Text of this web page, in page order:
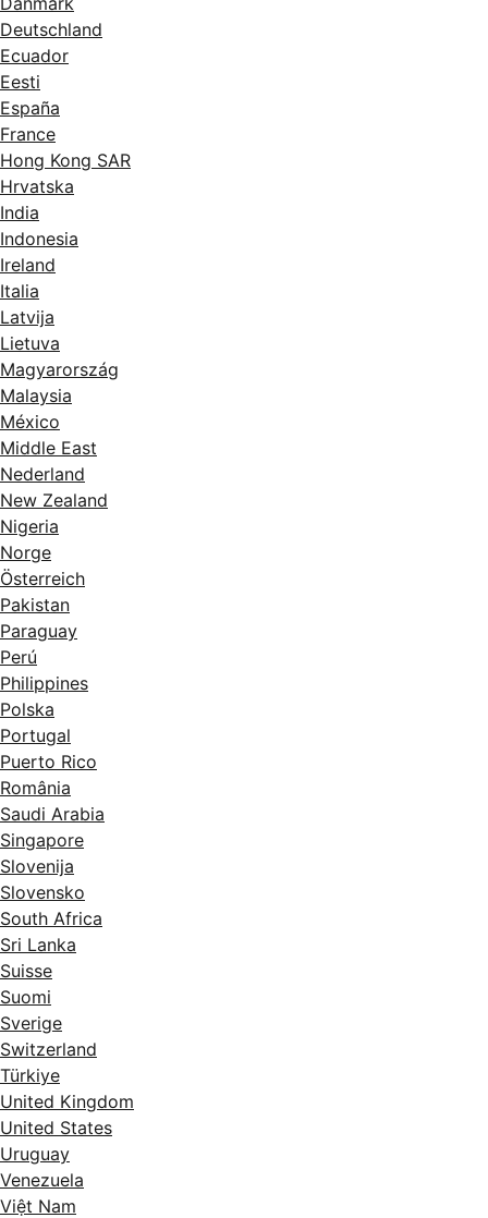
Deutschland
Ecuador
Eesti
España
France
Hong Kong SAR
Hrvatska
India
Indonesia
Ireland
Italia
Latvija
Lietuva
Magyarország
Malaysia
México
Middle East
Nederland
New Zealand
Nigeria
Norge
Österreich
Pakistan
Paraguay
Perú
Philippines
Polska
Portugal
Puerto Rico
România
Saudi Arabia
Singapore
Slovenija
Slovensko
South Africa
Sri Lanka
Suisse
Suomi
Sverige
Switzerland
Türkiye
United Kingdom
United States
Uruguay
Venezuela
Việt Nam